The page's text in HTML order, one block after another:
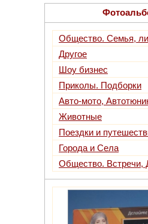
Общество. Семья,
Другое
Шоу бизнес
Приколы. Подборки
Авто-мото,
Животные
Поездки и
Города и Села
Общество. Встречи,